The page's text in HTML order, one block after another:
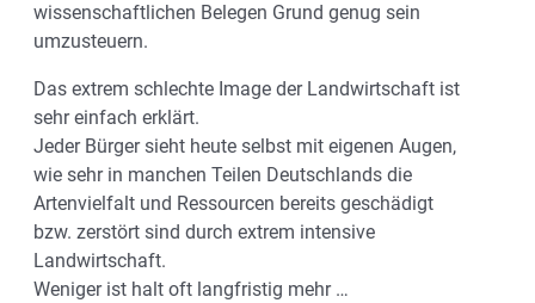
wissenschaftlichen Belegen Grund genug sein
umzusteuern.
Das extrem schlechte Image der Landwirtschaft ist
sehr einfach erklärt.
Jeder Bürger sieht heute selbst mit eigenen Augen,
wie sehr in manchen Teilen Deutschlands die
Artenvielfalt und Ressourcen bereits geschädigt
bzw. zerstört sind durch extrem intensive
Landwirtschaft.
Weniger ist halt oft langfristig mehr …